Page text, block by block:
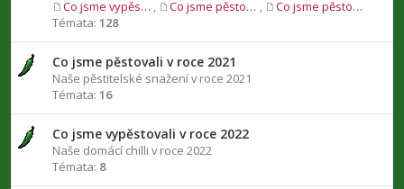
Co jsme vypěstovali v roce 2018 , Co jsme pěstovali v roce 2019 ,
Co jsme pěstovali v roce 2020
Témata: 128
Co jsme pěstovali v roce 2021
Naše pěstitelské snažení v roce 2021
Témata: 16
Co jsme vypěstovali v roce 2022
Naše domácí chilli v roce 2022
Témata: 8